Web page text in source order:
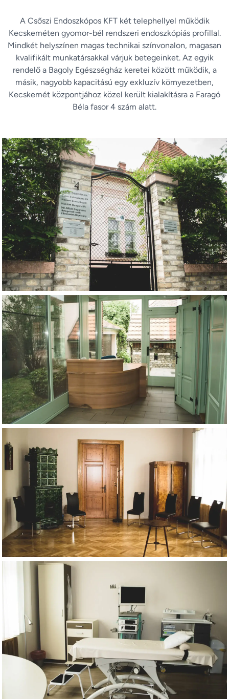
A Csőszi Endoszkópos KFT két telephellyel működik
Kecskeméten gyomor-bél rendszeri endoszkópiás profillal.
Mindkét helyszínen magas technikai színvonalon, magasan
kvalifikált munkatársakkal várjuk betegeinket. Az egyik
rendelő a Bagoly Egészségház keretei között működik, a
másik, nagyobb kapacitású egy exkluzív környezetben,
Kecskemét központjához közel került kialakításra a Faragó
Béla fasor 4 szám alatt.